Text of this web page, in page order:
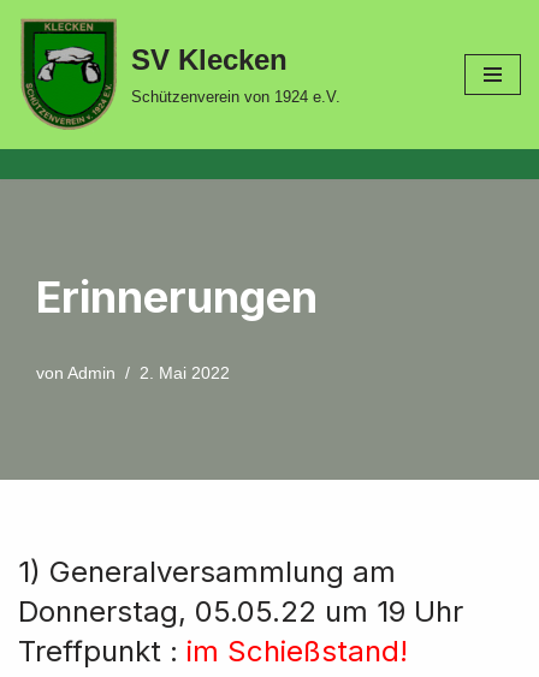
Zum
Inhalt
springen
SV Klecken
Schützenverein von 1924 e.V.
Erinnerungen
von Admin 2. Mai 2022
1) Generalversammlung am
Donnerstag, 05.05.22 um 19 Uhr
Treffpunkt : im Schießstand!